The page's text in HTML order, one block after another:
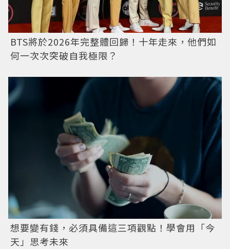
BTS將於2026年完整體回歸！十年走來，他們如
何一次次突破自我極限？
想要變有錢，必須具備這三項觀點！學會用「今
天」思考未來